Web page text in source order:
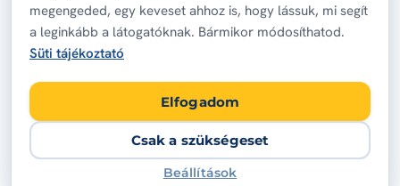
nyaritibor76@gmail.com
Budapest és agglomeráció
A hét minden napján, 7:00 – 20:00
© 2026 Nyári Tibor villanybojler szerelő
Sütik
megengeded, egy keveset ahhoz is, hogy lássuk, mi segít
a leginkább a látogatóknak. Bármikor módosíthatod.
Süti tájékoztató
Beállítások
Csak a szükségeset
Elfogadom